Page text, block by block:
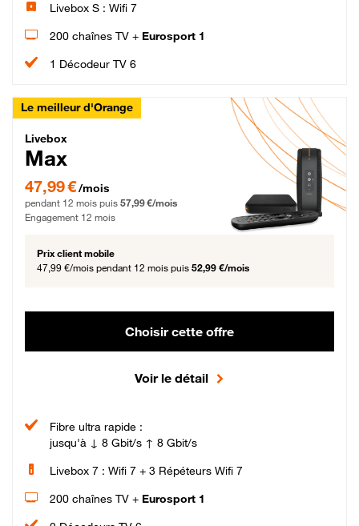
Livebox S : Wifi 7
200 chaînes TV + Eurosport 1
1 Décodeur TV 6
Le meilleur d'Orange
Livebox Max Fibre
Livebox
Max
47,99 € par mois pendant 12 mois puis 57,99 € par mois, Engagement 12 mois
47,99 €/mois
pendant 12 mois puis 57,99 €/mois
Engagement 12 mois
Prix client mobile
47,99 €/mois pendant 12 mois puis 52,99 €/mois
Choisir cette offre
Voir le détail
Fibre ultra rapide :
jusqu'à ↓ 8 Gbit/s ↑ 8 Gbit/s
Livebox 7 : Wifi 7 + 3 Répéteurs Wifi 7
200 chaînes TV + Eurosport 1